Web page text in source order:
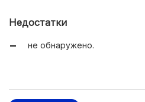
Недостатки
не обнаружено.